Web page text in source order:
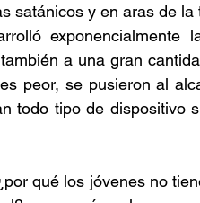
satánicos y en aras de
exponencialmente
a una gran
peor, se pusieron al
todo tipo de dispositivo
qué los jóvenes no